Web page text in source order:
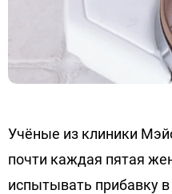
Учёные из клиники
почти каждая пятая
испытывать прибавку